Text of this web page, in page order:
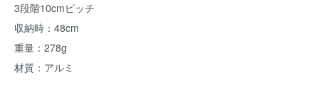
3段階10cmピッチ
収納時：48cm
重量：278g
材質：アルミ